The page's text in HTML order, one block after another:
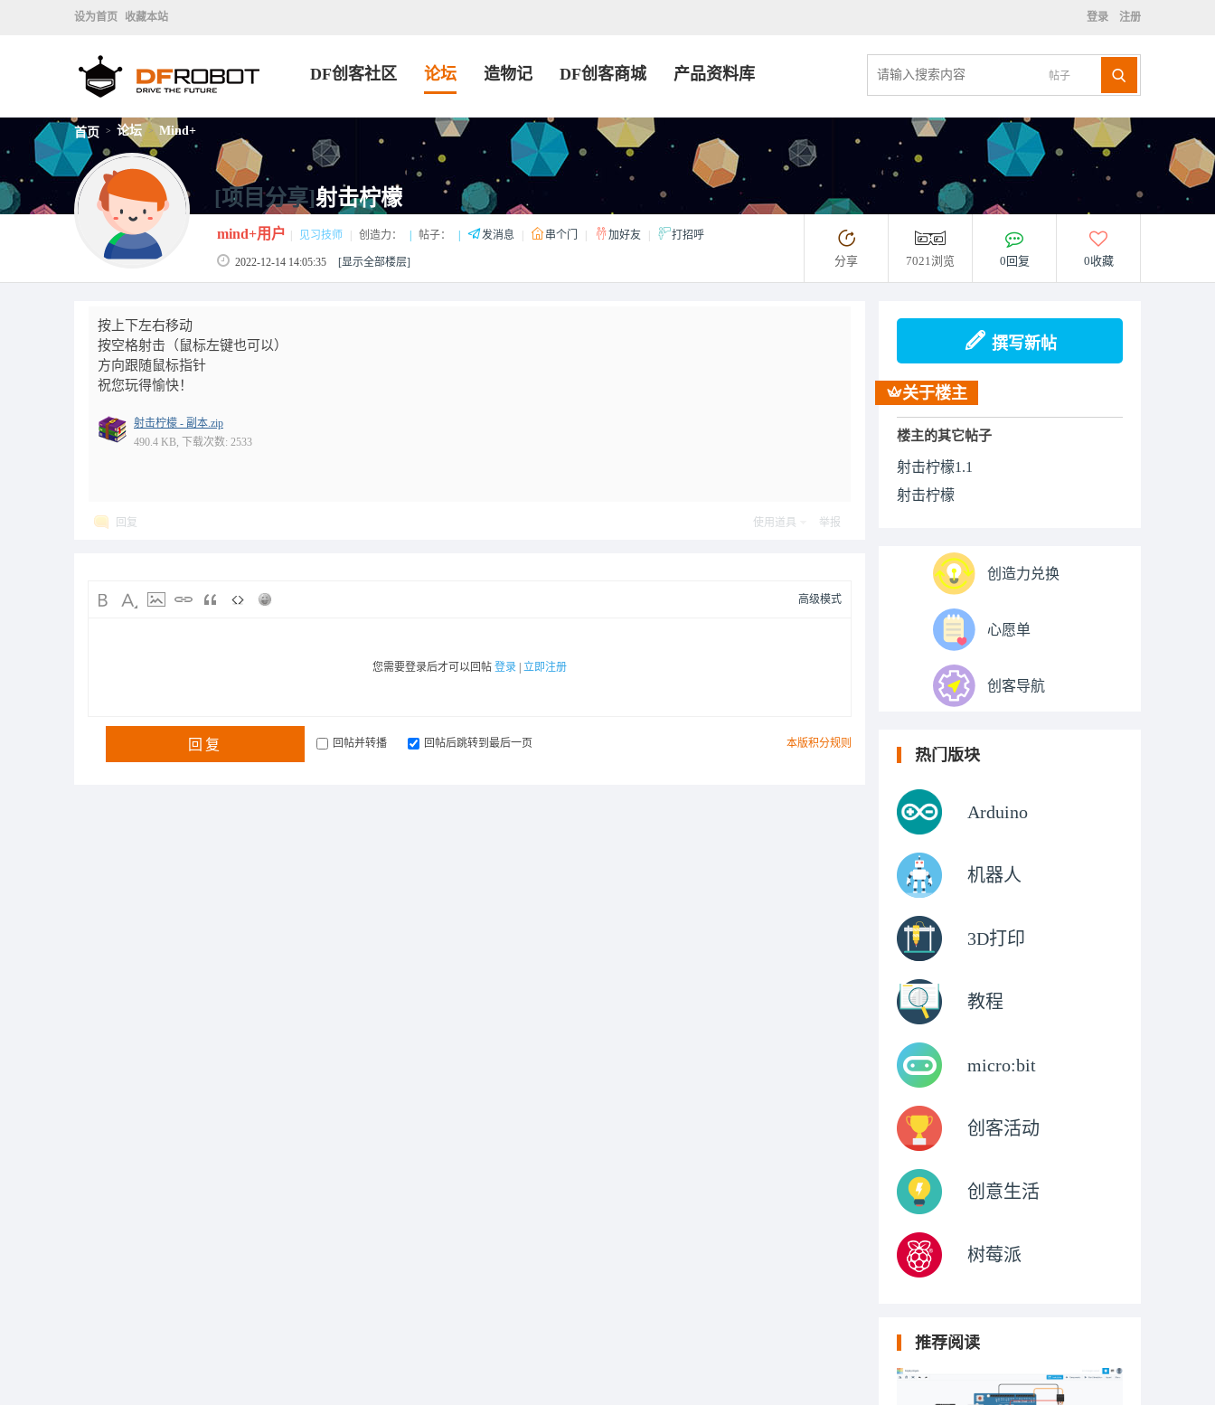
设为首页 收藏本站 登录 注册
帖子
DF创客社区 论坛 造物记 DF创客商城 产品资料库
首页 > 论坛 > Mind+
[项目分享]射击柠檬
mind+用户 见习技师 创造力： 帖子： 发消息 串个门 加好友 打招呼
2022-12-14 14:05:35 [显示全部楼层] 分享 7021浏览 0回复 0收藏
按上下左右移动
按空格射击（鼠标左键也可以）
方向跟随鼠标指针
祝您玩得愉快！
射击柠檬 - 副本.zip
490.4 KB, 下载次数: 2533
回复 使用道具 举报
高级模式
您需要登录后才可以回帖 登录 立即注册
本版积分规则
回复 回帖并转播 回帖后跳转到最后一页
撰写新帖
关于楼主
楼主的其它帖子
射击柠檬1.1
射击柠檬
创造力兑换
心愿单
创客导航
热门版块
Arduino
机器人
3D打印
教程
micro:bit
创客活动
创意生活
树莓派
推荐阅读